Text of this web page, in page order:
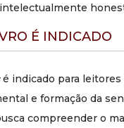
É INDICADO
é indicado para
e formação da
compreender o